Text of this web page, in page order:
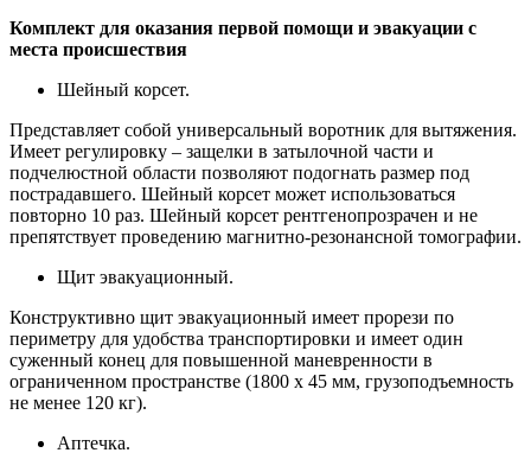
Комплект для оказания первой помощи и эвакуации с
места происшествия
Шейный корсет.
Представляет собой универсальный воротник для вытяжения.
Имеет регулировку – защелки в затылочной части и
подчелюстной области позволяют подогнать размер под
пострадавшего. Шейный корсет может использоваться
повторно 10 раз. Шейный корсет рентгенопрозрачен и не
препятствует проведению магнитно-резонансной томографии.
Щит эвакуационный.
Конструктивно щит эвакуационный имеет прорези по
периметру для удобства транспортировки и имеет один
суженный конец для повышенной маневренности в
ограниченном пространстве (1800 х 45 мм, грузоподъемность
не менее 120 кг).
Аптечка.